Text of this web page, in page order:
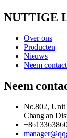
NUTTIGE
Over ons
Producten
Nieuws
Neem
Neem
No.802, Unit
Chang'an